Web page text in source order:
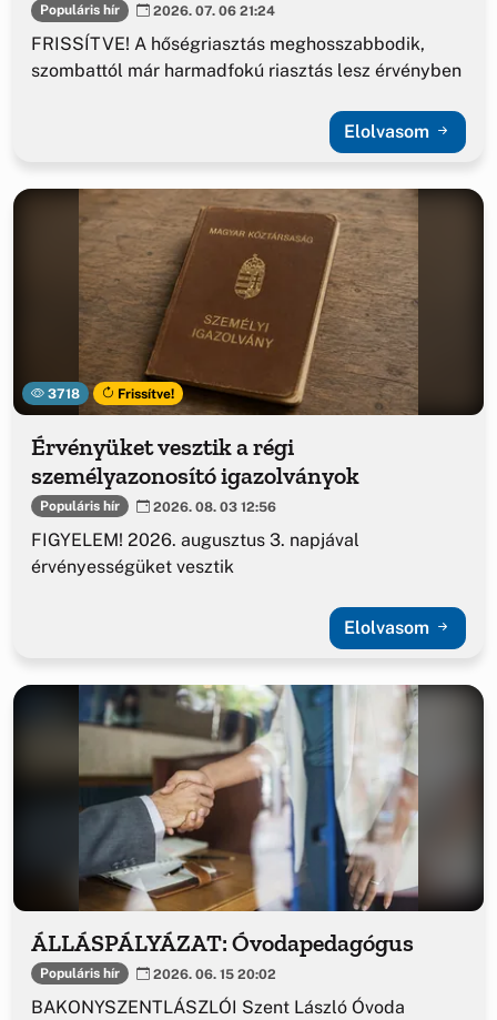
Populáris hír 2026. 07. 06 21:24
FRISSÍTVE! A hőségriasztás meghosszabbodik,
szombattól már harmadfokú riasztás lesz érvényben
Elolvasom
3718 Frissítve!
Érvényüket vesztik a régi
személyazonosító igazolványok
Populáris hír 2026. 08. 03 12:56
FIGYELEM! 2026. augusztus 3. napjával
érvényességüket vesztik
Elolvasom
ÁLLÁSPÁLYÁZAT: Óvodapedagógus
Populáris hír 2026. 06. 15 20:02
BAKONYSZENTLÁSZLÓI Szent László Óvoda